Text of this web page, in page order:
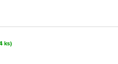
ks)